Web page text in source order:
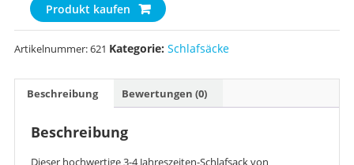
Produkt kaufen
Artikelnummer:621 Kategorie: Schlafsäcke
Beschreibung Bewertungen (0)
Beschreibung
Dieser hochwertige 3-4 Jahreszeiten-Schlafsack von